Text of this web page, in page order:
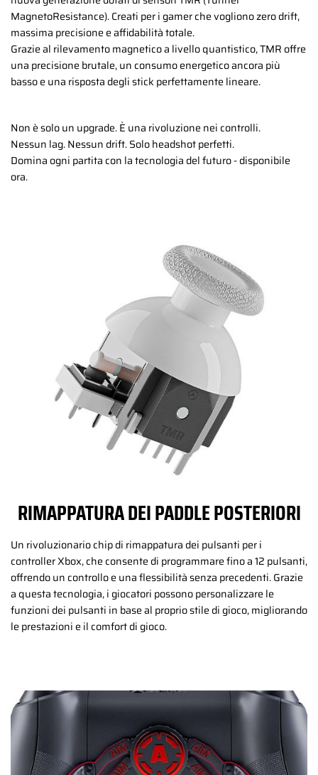
MagnetoResistance). Creati per i gamer che vogliono zero drift,
massima precisione e affidabilità totale.
Grazie al rilevamento magnetico a livello quantistico, TMR offre
una precisione brutale, un consumo energetico ancora più
basso e una risposta degli stick perfettamente lineare.
Non è solo un upgrade. È una rivoluzione nei controlli.
Nessun lag. Nessun drift. Solo headshot perfetti.
Domina ogni partita con la tecnologia del futuro - disponibile
ora.
RIMAPPATURA DEI PADDLE POSTERIORI
Un rivoluzionario chip di rimappatura dei pulsanti per i
controller Xbox, che consente di programmare fino a 12 pulsanti,
offrendo un controllo e una flessibilità senza precedenti. Grazie
a questa tecnologia, i giocatori possono personalizzare le
funzioni dei pulsanti in base al proprio stile di gioco, migliorando
le prestazioni e il comfort di gioco.